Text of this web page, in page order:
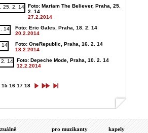
Foto: Mariam The Believer, Praha, 25.
2. 14
27.2.2014
Foto: Eric Gales, Praha, 18. 2. 14
20.2.2014
Foto: OneRepublic, Praha, 16. 2. 14
18.2.2014
Foto: Depeche Mode, Praha, 10. 2. 14
12.2.2014
15 16 17 18
pro muzikanty
kapely